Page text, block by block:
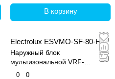
В корзину
Electrolux ESVMO-SF-80-H
Наружный блок
мультизональной VRF-
системы, серия Step Free
0 0